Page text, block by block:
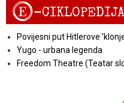
E-CIKLOPEDIJA
Povijesni put Hitlerove
Yugo - urbana legenda
Freedom Theatre (Teatar